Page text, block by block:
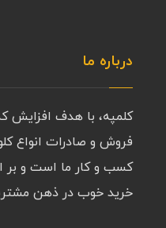
درباره ما
کلمپه، با هدف افزایش
فروش و صادرات انواع
کسب و کار ما است و بر
خرید خوب در ذهن